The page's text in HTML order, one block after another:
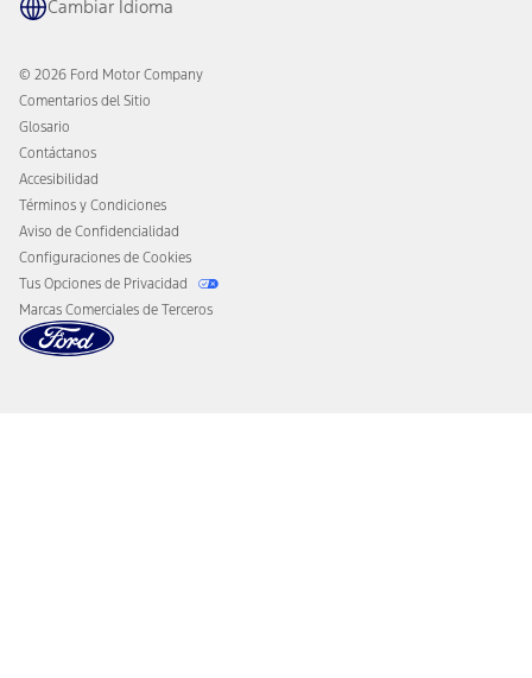
Beneficios para Propietarios
Ford Heritage Vault
Aviso al Consumidor de California
Desconectar el Acceso Remoto al Vehículo
Cambiar Idioma
© 2026 Ford Motor Company
Comentarios del Sitio
Glosario
Contáctanos
Accesibilidad
Términos y Condiciones
Aviso de Confidencialidad
Configuraciones de Cookies
Tus Opciones de Privacidad
Marcas Comerciales de Terceros